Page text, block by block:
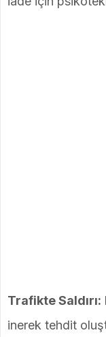
Trafikte Saldırı:
inerek tehdit